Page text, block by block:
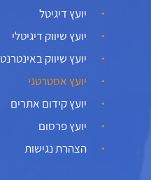
יועץ דיגיטל
יועץ שיווק דיגיטלי
יועץ שיווק באינטרנט
יועץ אסטרטגי
יועץ קידום אתרים
יועץ פרסום
הצהרת נגישות